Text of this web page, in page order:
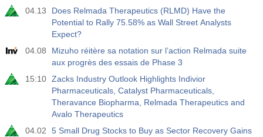
04.13
Does Relmada Therapeutics (RLMD) Have the
Potential to Rally 75.58% as Wall Street Analysts
Expect?
04.08
Mizuho réitère sa notation sur l’action Relmada suite
aux progrès des essais de Phase 3
15:10 Zacks Industry Outlook Highlights Indivior
Pharmaceuticals, Catalyst Pharmaceuticals,
Theravance Biopharma, Relmada Therapeutics and
Avalo Therapeutics
04.02
5 Small Drug Stocks to Buy as Sector Recovery Gains